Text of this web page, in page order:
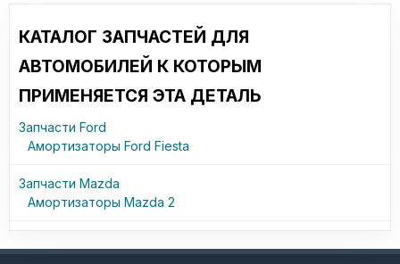
КАТАЛОГ ЗАПЧАСТЕЙ ДЛЯ
АВТОМОБИЛЕЙ К КОТОРЫМ
ПРИМЕНЯЕТСЯ ЭТА ДЕТАЛЬ
Запчасти Ford
Амортизаторы Ford Fiesta
Запчасти Mazda
Амортизаторы Mazda 2